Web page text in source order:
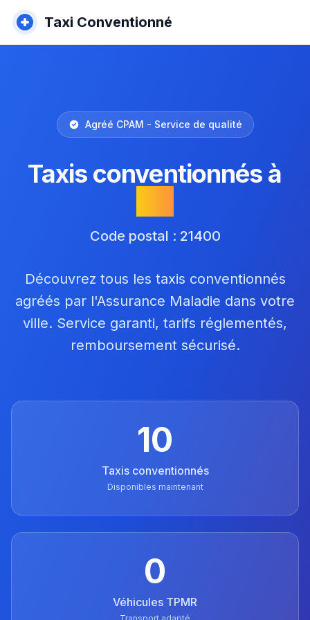
Taxi Conventionné
Agréé CPAM - Service de qualité
Taxis conventionnés à
Code postal : 21400
Découvrez tous les taxis conventionnés
agréés par l'Assurance Maladie dans votre
ville. Service garanti, tarifs réglementés,
remboursement sécurisé.
10
Taxis conventionnés
Disponibles maintenant
0
Véhicules TPMR